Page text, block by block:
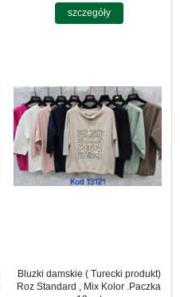
szczegóły
Bluzki damskie ( Turecki produkt)
Roz Standard , Mix Kolor .Paczka